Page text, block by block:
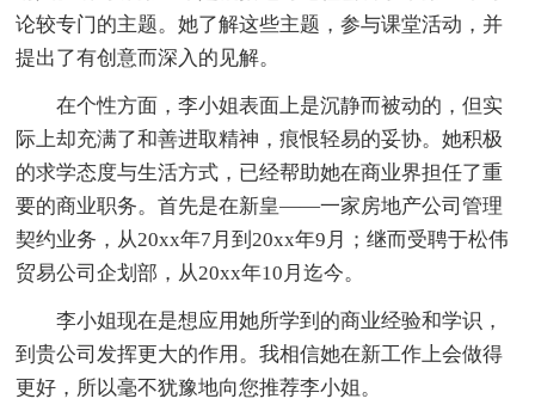
论较专门的主题。她了解这些主题，参与课堂活动，并
提出了有创意而深入的见解。
在个性方面，李小姐表面上是沉静而被动的，但实
际上却充满了和善进取精神，痕恨轻易的妥协。她积极
的求学态度与生活方式，已经帮助她在商业界担任了重
要的商业职务。首先是在新皇——一家房地产公司管理
契约业务，从20xx年7月到20xx年9月；继而受聘于松伟
贸易公司企划部，从20xx年10月迄今。
李小姐现在是想应用她所学到的商业经验和学识，
到贵公司发挥更大的作用。我相信她在新工作上会做得
更好，所以毫不犹豫地向您推荐李小姐。